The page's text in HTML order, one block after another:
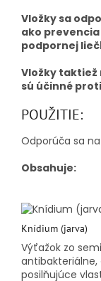
Vložky sa
ako
podpornej
Vložky
sú účinné
POUŽITIE:
Odporúča sa
Obsahuje:
Knídium (jarva)
Výťažok zo
posilňujúce